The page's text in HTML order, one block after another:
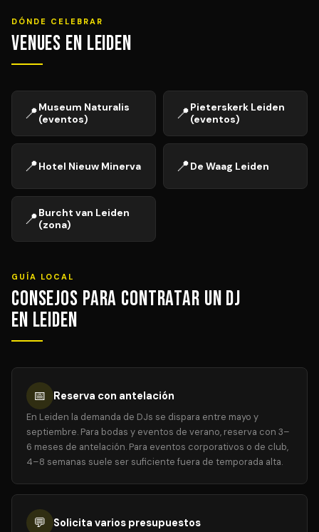
DÓNDE CELEBRAR
Venues en Leiden
📍Museum Naturalis
(eventos)
📍Pieterskerk Leiden
(eventos)
📍Hotel Nieuw Minerva 📍De Waag Leiden
📍Burcht van Leiden
(zona)
GUÍA LOCAL
Consejos para Contratar un DJ
en Leiden
📅 Reserva con antelación
En Leiden la demanda de DJs se dispara entre mayo y
septiembre. Para bodas y eventos de verano, reserva con 3–
6 meses de antelación. Para eventos corporativos o de club,
4–8 semanas suele ser suficiente fuera de temporada alta.
💬 Solicita varios presupuestos